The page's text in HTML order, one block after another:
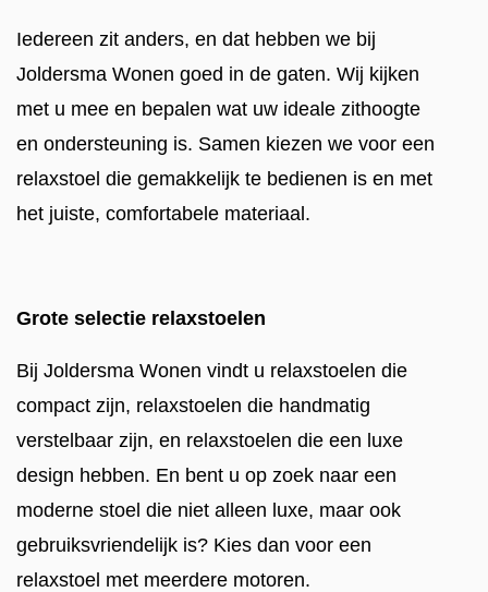
Iedereen zit anders, en dat hebben we bij
Joldersma Wonen goed in de gaten. Wij kijken
met u mee en bepalen wat uw ideale zithoogte
en ondersteuning is. Samen kiezen we voor een
relaxstoel die gemakkelijk te bedienen is en met
het juiste, comfortabele materiaal.
Grote selectie relaxstoelen
Bij Joldersma Wonen vindt u relaxstoelen die
compact zijn, relaxstoelen die handmatig
verstelbaar zijn, en relaxstoelen die een luxe
design hebben. En bent u op zoek naar een
moderne stoel die niet alleen luxe, maar ook
gebruiksvriendelijk is? Kies dan voor een
relaxstoel met meerdere motoren.